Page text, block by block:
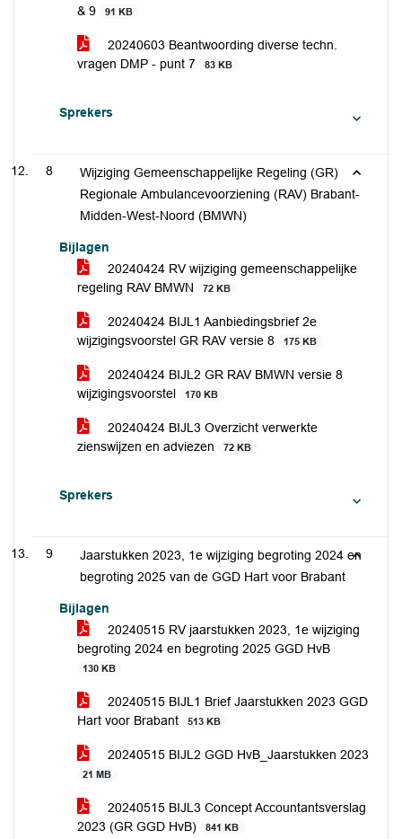
& 9
91 KB
20240603 Beantwoording diverse techn.
vragen DMP - punt 7
83 KB
Sprekers
8
Wijziging Gemeenschappelijke Regeling (GR)
Regionale Ambulancevoorziening (RAV) Brabant-
Midden-West-Noord (BMWN)
Bijlagen
20240424 RV wijziging gemeenschappelijke
regeling RAV BMWN
72 KB
20240424 BIJL1 Aanbiedingsbrief 2e
wijzigingsvoorstel GR RAV versie 8
175 KB
20240424 BIJL2 GR RAV BMWN versie 8
wijzigingsvoorstel
170 KB
20240424 BIJL3 Overzicht verwerkte
zienswijzen en adviezen
72 KB
Sprekers
9
Jaarstukken 2023, 1e wijziging begroting 2024 en
begroting 2025 van de GGD Hart voor Brabant
Bijlagen
20240515 RV jaarstukken 2023, 1e wijziging
begroting 2024 en begroting 2025 GGD HvB
130 KB
20240515 BIJL1 Brief Jaarstukken 2023 GGD
Hart voor Brabant
513 KB
20240515 BIJL2 GGD HvB_Jaarstukken 2023
21 MB
20240515 BIJL3 Concept Accountantsverslag
2023 (GR GGD HvB)
841 KB